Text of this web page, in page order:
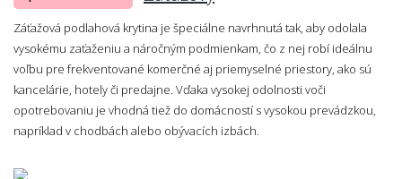
Záťažová podlahová krytina je špeciálne navrhnutá tak, aby odolala
vysokému zaťaženiu a náročným podmienkam, čo z nej robí ideálnu
voľbu pre frekventované komerčné aj priemyselné priestory, ako sú
kancelárie, hotely či predajne. Vďaka vysokej odolnosti voči
opotrebovaniu je vhodná tiež do domácností s vysokou prevádzkou,
napríklad v chodbách alebo obývacích izbách.